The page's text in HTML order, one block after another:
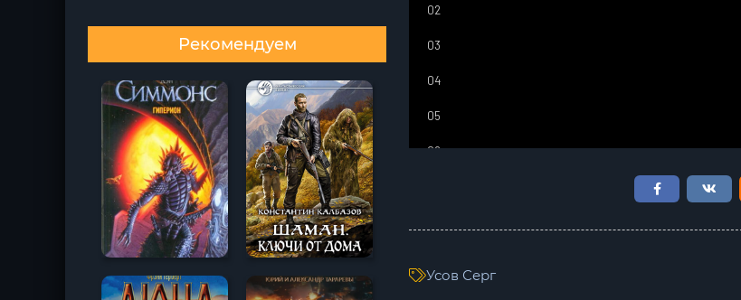
Рекомендуем
02
03
04
05
06
Усов Серг